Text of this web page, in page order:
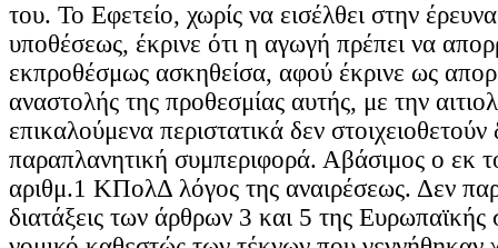
του. Το Εφετείο, χωρίς να εισέλθει στην
υποθέσεως, έκρινε ότι η αγωγή πρέπει να
εκπροθέσμως ασκηθείσα, αφού έκρινε ως
αναστολής της προθεσμίας αυτής, με την
επικαλούμενα περιστατικά δεν στοιχειοθετούν
παραπλανητική συμπεριφορά. Αβάσιμος ο εκ
αριθμ.1 ΚΠολΔ λόγος της αναιρέσεως. Δεν
διατάξεις των άρθρων 3 και 5 της Ευρωπαϊκής